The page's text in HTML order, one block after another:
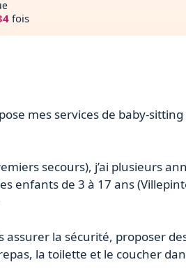
fois
mes services de baby-
secours), j’ai plusieurs
enfants de 3 à 17 ans
assurer la sécurité, proposer
la toilette et le coucher